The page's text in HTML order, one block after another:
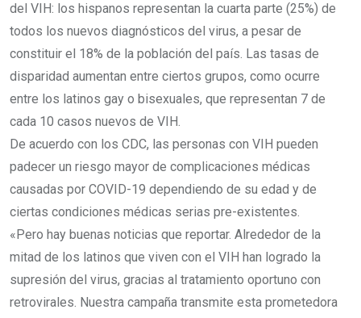
del VIH: los hispanos representan la cuarta parte (25%) de
todos los nuevos diagnósticos del virus, a pesar de
constituir el 18% de la población del país. Las tasas de
disparidad aumentan entre ciertos grupos, como ocurre
entre los latinos gay o bisexuales, que representan 7 de
cada 10 casos nuevos de VIH.
De acuerdo con los CDC, las personas con VIH pueden
padecer un riesgo mayor de complicaciones médicas
causadas por COVID-19 dependiendo de su edad y de
ciertas condiciones médicas serias pre-existentes.
«Pero hay buenas noticias que reportar. Alrededor de la
mitad de los latinos que viven con el VIH han logrado la
supresión del virus, gracias al tratamiento oportuno con
retrovirales. Nuestra campaña transmite esta prometedora